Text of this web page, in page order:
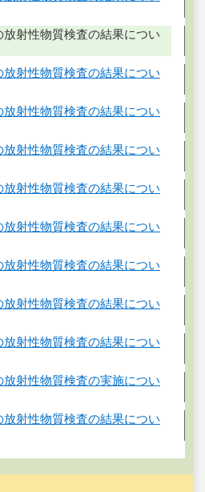
射性物質検査の結果につい
射性物質検査の結果につい
射性物質検査の結果につい
射性物質検査の結果につい
射性物質検査の結果につい
射性物質検査の結果につい
射性物質検査の結果につい
射性物質検査の結果につい
射性物質検査の結果につい
射性物質検査の実施につい
射性物質検査の結果につい